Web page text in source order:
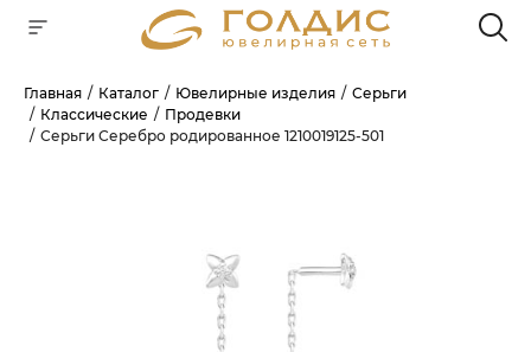
Главная Каталог Ювелирные изделия
Серьги
Классические
Продевки
Серьги Серебро родированное 1210019125-501
Для клиентов всех банков
БЕЗ ПЕРЕПЛАТ